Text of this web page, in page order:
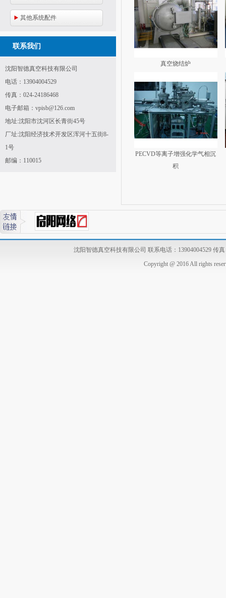
其他系统配件
联系我们
沈阳智德真空科技有限公司
电话： 13904004529
传真： 024-24186468
电子邮箱： vpisb@126.com
地址:沈阳市沈河区长青街45号
厂址:沈阳经济技术开发区浑河十五街8-
1号
邮编： 110015
真空烧结炉
PECVD等离子增强化学气相沉
积
沈阳智德真空科技有限公司 联系电话：13904004529 传
Copyright @ 2016 All rights